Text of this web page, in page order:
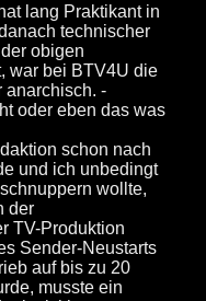
lang Praktikant in
technischer
obigen
war bei BTV4U die
anarchisch. -
oder eben das was
schon nach
und ich unbedingt
wollte,
der
TV-Produktion
Sender-Neustarts
auf bis zu 20
musste ein